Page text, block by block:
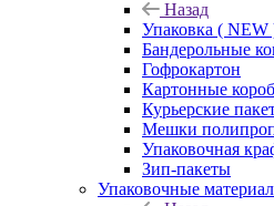
Назад
Упаковка ( NEW
Бандерольные
Гофрокартон
Картонные
Курьерские
Мешки
Упаковочная
Зип-пакеты
Упаковочные